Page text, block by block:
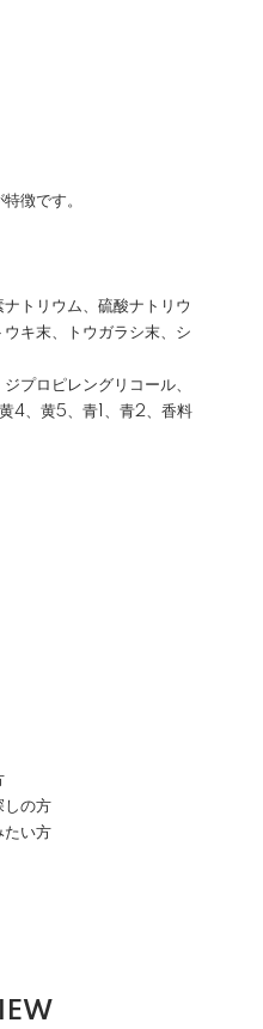
徴です。
ナトリウム、硫酸ナトリウ
キ末、トウガラシ末、シ
プロピレングリコール、
4、黄5、青1、青2、香料
しの方
たい方